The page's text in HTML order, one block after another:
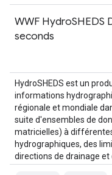
WWF HydroSHEDS
seconds
HydroSHEDS est un
informations
régionale et mondiale
suite d'ensembles de
matricielles) à
hydrographiques, des
directions de drainage et